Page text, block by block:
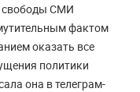
свободы СМИ
фактом
оказать все
политики
она в телеграм-